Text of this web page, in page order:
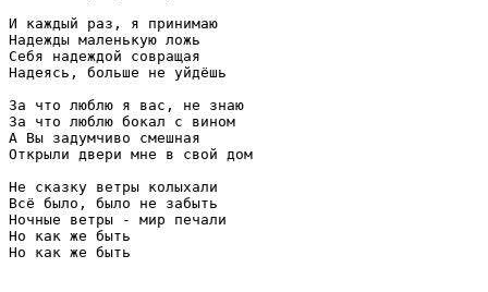
И каждый раз, я принимаю
Надежды маленькую ложь
Себя надеждой совращая
Надеясь, больше не уйдёшь
За что люблю я вас, не знаю
За что люблю бокал с вином
А Вы задумчиво смешная
Открыли двери мне в свой дом
Не сказку ветры колыхали
Всё было, было не забыть
Ночные ветры - мир печали
Но как же быть
Но как же быть